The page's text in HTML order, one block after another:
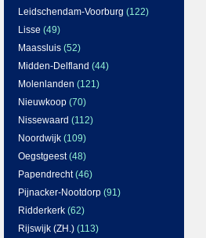
Leidschendam-Voorburg (122)
Lisse (49)
Maassluis (52)
Midden-Delfland (44)
Molenlanden (121)
Nieuwkoop (70)
Nissewaard (112)
Noordwijk (109)
Oegstgeest(48)
Papendrecht(46)
Pijnacker-Nootdorp (91)
Ridderkerk (62)
Rijswijk (ZH.) (113)